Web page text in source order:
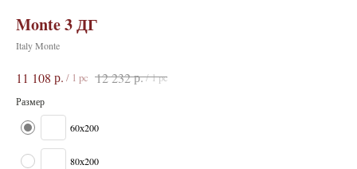
Monte 3 ДГ
Italy Monte
11 108 р. / 1 pc 12 232р./1 pc
Размер
60х200
80х200